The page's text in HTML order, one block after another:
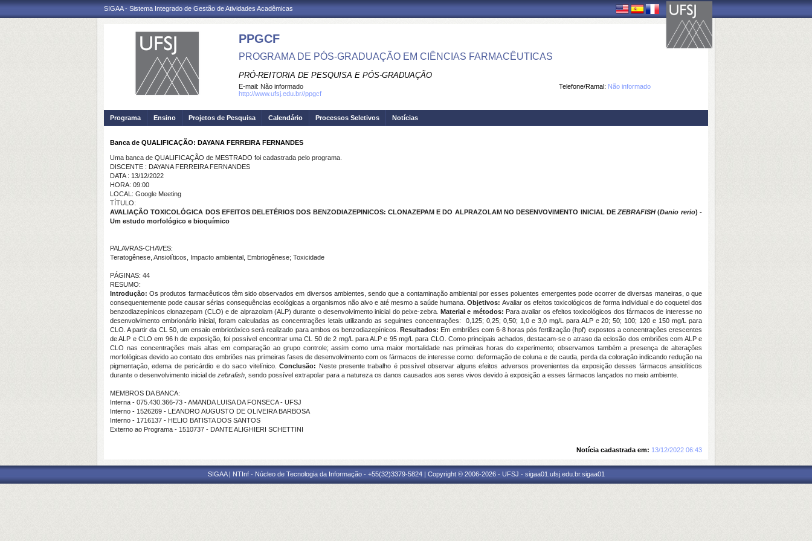
SIGAA - Sistema Integrado de Gestão de Atividades Acadêmicas
PPGCF
PROGRAMA DE PÓS-GRADUAÇÃO EM CIÊNCIAS FARMACÊUTICAS
PRÓ-REITORIA DE PESQUISA E PÓS-GRADUAÇÃO
Telefone/Ramal: Não informado
E-mail: Não informado
http://www.ufsj.edu.br//ppgcf
Programa Ensino Projetos de Pesquisa Calendário Processos Seletivos Notícias
Banca de QUALIFICAÇÃO: DAYANA FERREIRA FERNANDES
Uma banca de QUALIFICAÇÃO de MESTRADO foi cadastrada pelo programa.
DISCENTE : DAYANA FERREIRA FERNANDES
DATA : 13/12/2022
HORA: 09:00
LOCAL: Google Meeting
TÍTULO:
AVALIAÇÃO TOXICOLÓGICA DOS EFEITOS DELETÉRIOS DOS BENZODIAZEPINICOS: CLONAZEPAM E DO ALPRAZOLAM NO DESENVOVIMENTO INICIAL DEZEBRAFISH(Danio rerio) -
Um estudo morfológico e bioquímico
PALAVRAS-CHAVES:
Teratogênese, Ansiolíticos, Impacto ambiental, Embriogênese; Toxicidade
PÁGINAS: 44
RESUMO:
Introdução:Os produtos farmacêuticos têm sido observados em diversos ambientes, sendo que a contaminação ambiental por esses poluentes emergentes pode ocorrer de diversas maneiras, o que
consequentemente pode causar sérias consequências ecológicas a organismos não alvo e até mesmo a saúde humana. Objetivos: Avaliar os efeitos toxicológicos de forma individual e do coquetel dos
benzodiazepínicos clonazepam (CLO) e de alprazolam (ALP) durante o desenvolvimento inicial do peixe-zebra. Material e métodos: Para avaliar os efeitos toxicológicos dos fármacos de interesse no
desenvolvimento embrionário inicial, foram calculadas as concentrações letais utilizando as seguintes concentrações: 0,125; 0,25; 0,50; 1,0 e 3,0 mg/L para ALP e 20; 50; 100; 120 e 150 mg/L para
CLO. A partir da CL 50, um ensaio embriotóxico será realizado para ambos os benzodiazepínicos.Resultados: Em embriões com 6-8 horas pós fertilização (hpf) expostos a concentrações crescentes
de ALP e CLO em 96 h de exposição, foi possível encontrar uma CL 50 de 2 mg/L para ALP e 95 mg/L para CLO. Como principais achados, destacam-se o atraso da eclosão dos embriões com ALP e
CLO nas concentrações mais altas em comparação ao grupo controle; assim como uma maior mortalidade nas primeiras horas do experimento; observamos também a presença de alterações
morfológicas devido ao contato dos embriões nas primeiras fases de desenvolvimento com os fármacos de interesse como: deformação de coluna e de cauda, perda da coloração indicando redução na
pigmentação, edema de pericárdio e do saco vitelínico.Conclusão: Neste presente trabalho é possível observar alguns efeitos adversos provenientes da exposição desses fármacos ansiolíticos
durante o desenvolvimento inicial de zebrafish , sendo possível extrapolar para a natureza os danos causados aos seres vivos devido à exposição a esses fármacos lançados no meio ambiente.
MEMBROS DA BANCA:
Interna - 075.430.366-73 - AMANDA LUISA DA FONSECA - UFSJ
Interno - 1526269 - LEANDRO AUGUSTO DE OLIVEIRA BARBOSA
Interno - 1716137 - HELIO BATISTA DOS SANTOS
Externo ao Programa - 1510737 - DANTE ALIGHIERI SCHETTINI
Notícia cadastrada em: 13/12/2022 06:43
SIGAA | NTInf - Núcleo de Tecnologia da Informação - +55(32)3379-5824 | Copyright © 2006-2026 - UFSJ - sigaa01.ufsj.edu.br.sigaa01